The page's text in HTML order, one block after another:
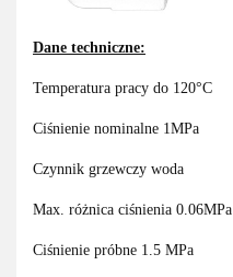
Dane techniczne:
Temperatura pracy do 120°C
Ciśnienie nominalne 1MPa
Czynnik grzewczy woda
Max. różnica ciśnienia 0.06MPa
Ciśnienie próbne 1.5 MPa